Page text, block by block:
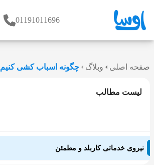
01191011696
صفحه اصلی وبلاگ چگونه اسباب کشی کنیم
لیست مطالب
نیروی خدماتی کاربلد و مطمئن